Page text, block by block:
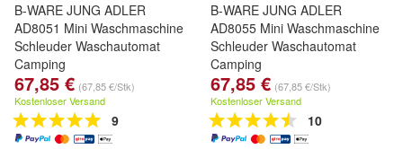
B-WARE JUNG ADLER
AD8051 Mini Waschmaschine
Schleuder Waschautomat
Camping
67,85 € (67,85 €/Stk)
Kostenloser Versand
9
B-WARE JUNG ADLER
AD8055 Mini Waschmaschine
Schleuder Waschautomat
Camping
67,85 € (67,85 €/Stk)
Kostenloser Versand
10